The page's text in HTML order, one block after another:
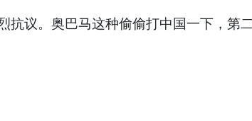
。奥巴马这种偷偷打中国一下，第